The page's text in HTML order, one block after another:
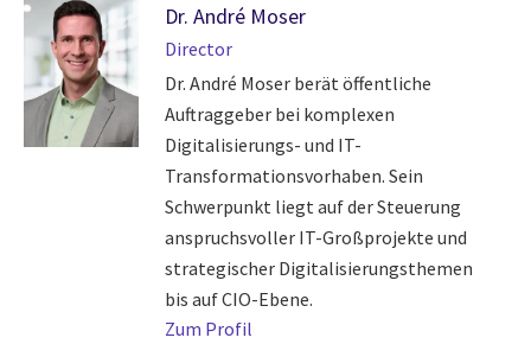
Dr. André Moser
Director
Dr. André Moser berät öffentliche
Auftraggeber bei komplexen
Digitalisierungs- und IT-
Transformationsvorhaben. Sein
Schwerpunkt liegt auf der Steuerung
anspruchsvoller IT-Großprojekte und
strategischer Digitalisierungsthemen
bis auf CIO-Ebene.
Zum Profil